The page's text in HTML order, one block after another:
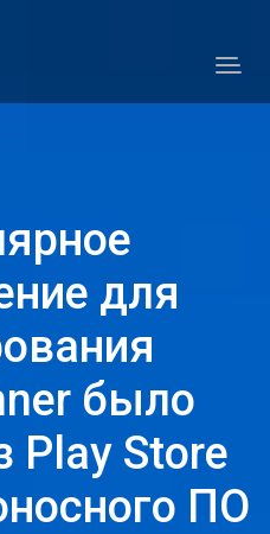
для
было
Play Store
ПО